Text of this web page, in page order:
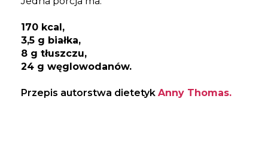
170 kcal,
3,5 g białka,
8 g tłuszczu,
24 g węglowodanów.
Przepis autorstwa dietetyk Anny Thomas.